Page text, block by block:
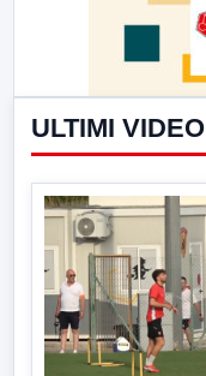
ULTIMI VIDEO